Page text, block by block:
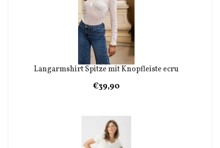
Langarmshirt Spitze mit Knopfleiste ecru
€39,90